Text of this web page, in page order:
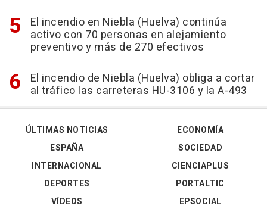
El incendio en Niebla (Huelva) continúa
activo con 70 personas en alejamiento
preventivo y más de 270 efectivos
El incendio de Niebla (Huelva) obliga a cortar
al tráfico las carreteras HU-3106 y la A-493
ÚLTIMAS NOTICIAS
ESPAÑA
INTERNACIONAL
DEPORTES
VÍDEOS
ECONOMÍA
SOCIEDAD
CIENCIAPLUS
PORTALTIC
EPSOCIAL